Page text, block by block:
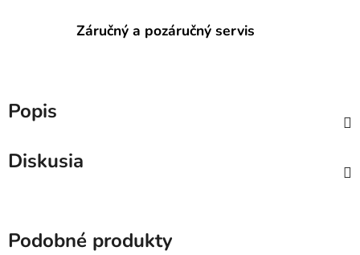
Záručný a pozáručný servis
Popis
Diskusia
Podobné produkty